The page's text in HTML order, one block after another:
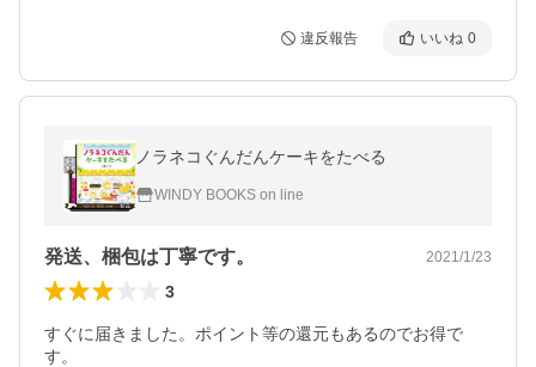
違反報告 いいね 0
ノラネコぐんだんケーキをたべる
WINDY BOOKS on line
発送、梱包は丁寧です。 2021/1/23
3
すぐに届きました。ポイント等の還元もあるのでお得で
す。